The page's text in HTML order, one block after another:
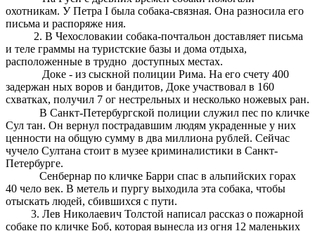
охотникам. У Петра I была собака-связная. Она разносила его
письма и распоряже ния.
2. В Чехословакии собака-почтальон доставляет письма
и теле граммы на туристские базы и дома отдыха,
расположенные в трудно доступных местах.
Доке - из сыскной полиции Рима. На его счету 400
задержан ных воров и бандитов, Доке участвовал в 160
схватках, получил 7 ог нестрельных и несколько ножевых ран.
В Санкт-Петербургской полиции служил пес по кличке
Сул тан. Он вернул пострадавшим людям украденные у них
ценности на общую сумму в два миллиона рублей. Сейчас
чучело Султана стоит в музее криминалистики в Санкт-
Петербурге.
Сенбернар по кличке Барри спас в альпийских горах
40 чело век. В метель и пургу выходила эта собака, чтобы
отыскать людей, сбившихся с пути.
3. Лев Николаевич Толстой написал рассказ о пожарной
собаке по кличке Боб, которая вынесла из огня 12 маленьких